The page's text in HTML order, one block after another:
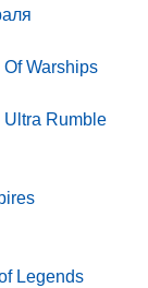
Warships
Rumble
Legends